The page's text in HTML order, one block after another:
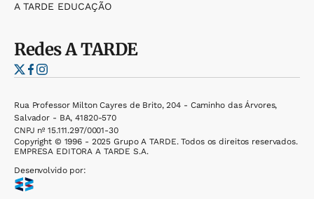
A TARDE EDUCAÇÃO
RedesA TARDE
Rua Professor Milton Cayres de Brito, 204 - Caminho das Árvores,
Salvador - BA, 41820-570
CNPJ nº 15.111.297/0001-30
Copyright © 1996 - 2025 Grupo A TARDE. Todos os direitos reservados.
EMPRESA EDITORA A TARDE S.A.
Desenvolvido por: